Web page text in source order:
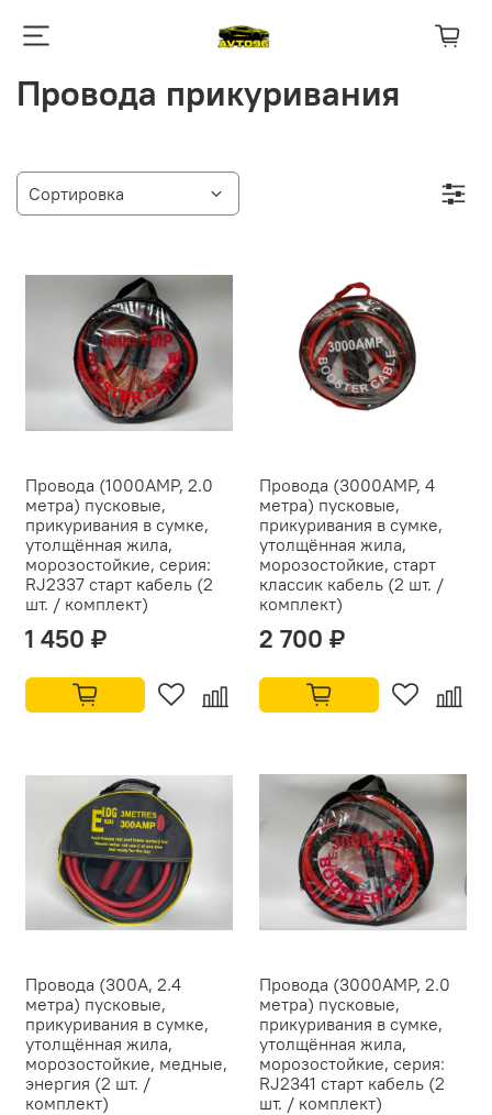
Провода прикуривания
Провода (1000АMP, 2.0
метра) пусковые,
прикуривания в сумке,
утолщённая жила,
морозостойкие, серия:
RJ2337 старт кабель (2
шт. / комплект)
1 450 ₽
Провода (3000АMP, 4
метра) пусковые,
прикуривания в сумке,
утолщённая жила,
морозостойкие, старт
классик кабель (2 шт. /
комплект)
2 700 ₽
Провода (300А, 2.4
метра) пусковые,
прикуривания в сумке,
утолщённая жила,
морозостойкие, медные,
энергия (2 шт. /
комплект)
Провода (3000АMP, 2.0
метра) пусковые,
прикуривания в сумке,
утолщённая жила,
морозостойкие, серия:
RJ2341 старт кабель (2
шт. / комплект)